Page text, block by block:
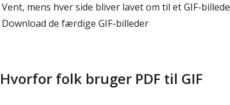
Vent, mens hver side bliver lavet om til et GIF-billede
Download de færdige GIF-billeder
Hvorfor folk bruger PDF til GIF